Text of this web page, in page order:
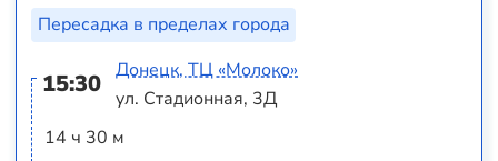
Пересадка в пределах города
15:30
14 ч 30 м
Донецк, ТЦ «Молоко»
ул. Стадионная, 3Д